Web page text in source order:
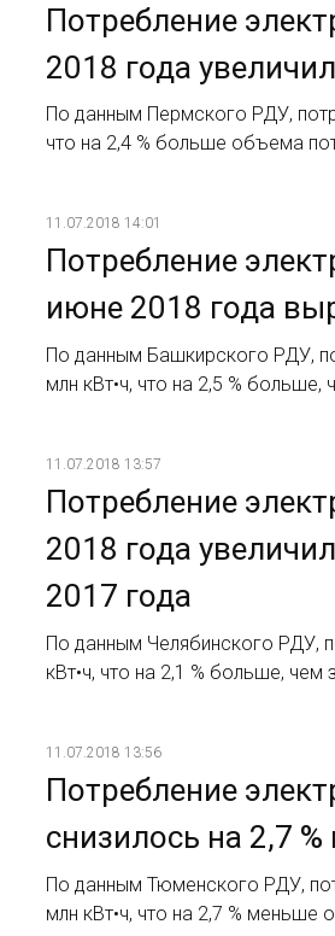
Потребление
2018 года
По данным Пермского РДУ,
что на 2,4 % больше объема
11.07.2018 14:01
Потребление
июне 2018 года
По данным Башкирского РДУ,
млн кВт•ч, что на 2,5 %
11.07.2018 13:57
Потребление
2018 года
2017 года
По данным Челябинского РДУ,
кВт•ч, что на 2,1 % больше,
11.07.2018 13:56
Потребление
снизилось на 2,7
По данным Тюменского РДУ,
млн кВт•ч, что на 2,7 %